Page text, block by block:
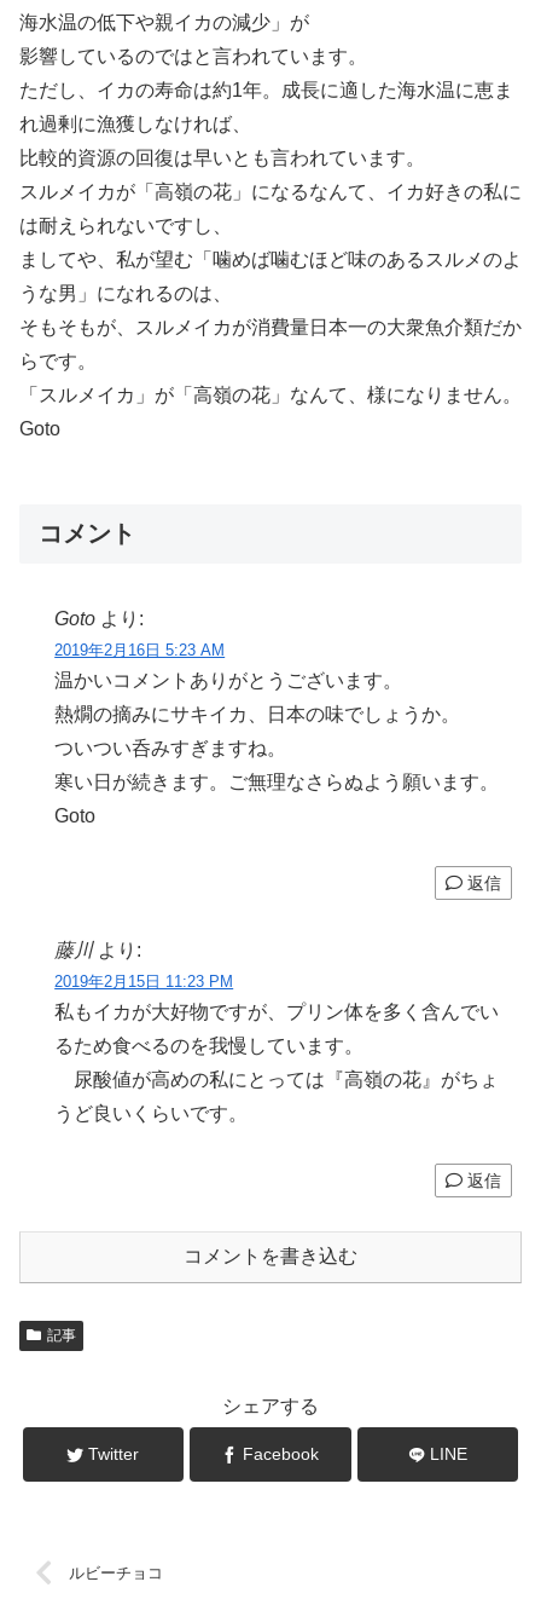
海水温の低下や親イカの減少」が
影響しているのではと言われています。
ただし、イカの寿命は約1年。成長に適した海水温に恵ま
れ過剰に漁獲しなければ、
比較的資源の回復は早いとも言われています。
スルメイカが「高嶺の花」になるなんて、イカ好きの私に
は耐えられないですし、
ましてや、私が望む「噛めば噛むほど味のあるスルメのよ
うな男」になれるのは、
そもそもが、スルメイカが消費量日本一の大衆魚介類だか
らです。
「スルメイカ」が「高嶺の花」なんて、様になりません。
Goto
コメント
Goto より:
2019年2月16日 5:23 AM
温かいコメントありがとうございます。
熱燗の摘みにサキイカ、日本の味でしょうか。
ついつい呑みすぎますね。
寒い日が続きます。ご無理なさらぬよう願います。
Goto
返信
藤川 より:
2019年2月15日 11:23 PM
私もイカが大好物ですが、プリン体を多く含んでい
るため食べるのを我慢しています。
尿酸値が高めの私にとっては『高嶺の花』がちょ
うど良いくらいです。
返信
コメントを書き込む
記事
シェアする
Twitter Facebook LINE
ルビーチョコ